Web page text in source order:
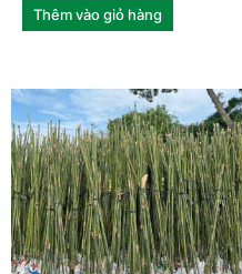
Thêm vào giỏ hàng